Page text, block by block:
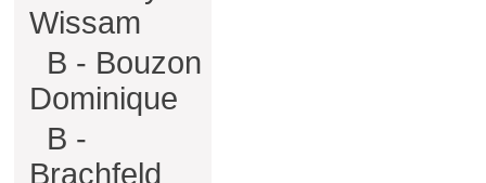
Wissam
B - Bouzon
Dominique
B -
Brachfeld